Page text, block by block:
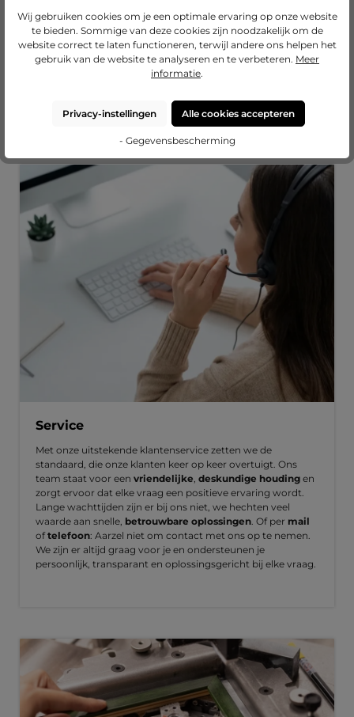
Varianten vanaf
€ 29,40
€ 42,35
Nu configureren
Varianten vanaf€ 0,00
€ 16,55
Nu configureren
Varianten vanaf€ 17,25
€ 24,65
Nu configureren
Onze diensten
Service
Met onze uitstekende klantenservice zetten we de
standaard, die onze klanten keer op keer overtuigt. Ons
team staat voor een vriendelijke deskundige houding en
zorgt ervoor dat elke vraag een positieve ervaring wordt.
Lange wachttijden zijn er bij ons niet, we hechten veel
waarde aan snelle, betrouwbare oplossingen . Of per mail
oftelefoon: Aarzel niet om contact met ons op te nemen.
We zijn er altijd graag voor je en ondersteunen je
persoonlijk, transparant en oplossingsgericht bij elke vraag.
Wij gebruiken cookies om je een optimale ervaring op onze website
te bieden. Sommige van deze cookies zijn noodzakelijk om de
website correct te laten functioneren, terwijl andere ons helpen het
gebruik van de website te analyseren en te verbeteren. Meer
informatie.
Privacy-instellingen Alle cookies accepteren
- Gegevensbescherming